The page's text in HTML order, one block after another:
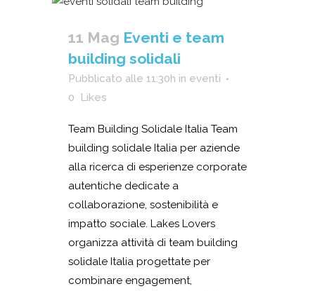
11 Mag Eventi e team
building solidali
Pubblicato alle 11:30h in eventi
0
Likes
Team Building Solidale Italia Team
building solidale Italia per aziende
alla ricerca di esperienze corporate
autentiche dedicate a
collaborazione, sostenibilità e
impatto sociale. Lakes Lovers
organizza attività di team building
solidale Italia progettate per
combinare engagement,